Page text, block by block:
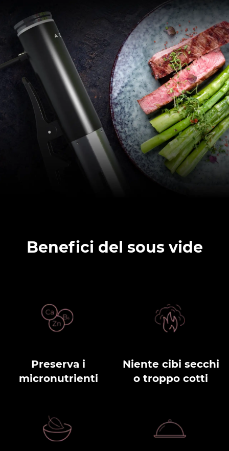
Benefici del sous vide
Preserva i
micronutrienti
Niente cibi secchi
o troppo cotti